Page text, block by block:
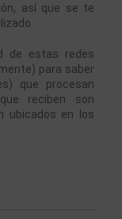
así que se te
de estas redes
para saber
que procesan
reciben son
ubicados en los